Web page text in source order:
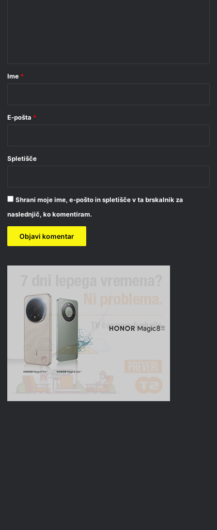
rIme *
E-pošta *
Spletišče
Shrani moje ime, e-pošto in spletišče v ta brskalnik za
naslednjič, ko komentiram.